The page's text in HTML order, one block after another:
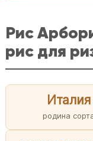
Рис
рис для
Италия
родина